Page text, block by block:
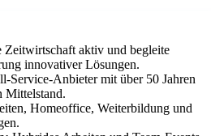
Zeitwirtschaft aktiv und begleite
innovativer Lösungen.
Service-Anbieter mit über 50 Jahren
Mittelstand.
Homeoffice, Weiterbildung und